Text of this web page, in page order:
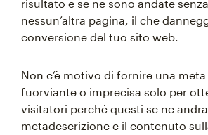
risultato e se ne sono andate
nessun’altra pagina, il che
conversione del tuo sito web.
Non c’è motivo di fornire una
fuorviante o imprecisa solo per
visitatori perché questi se ne
metadescrizione e il contenuto